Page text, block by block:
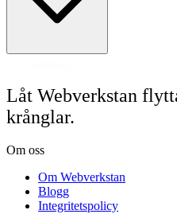
Låt Webverkstan
krånglar.
Om oss
Om Webverkstan
Blogg
Integritetspolicy